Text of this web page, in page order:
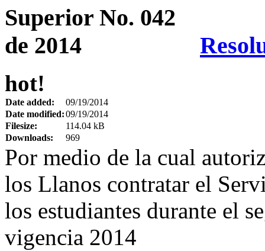
hot!
Date added:
09/19/2014
Date modified:09/19/2014
Filesize:
114.04 kB
Downloads:
969
Por medio de la cual
los Llanos contratar el
los estudiantes durante el
vigencia 2014